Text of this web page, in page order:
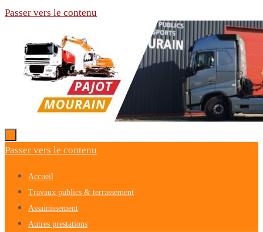
Passer vers le contenu
Passer vers le contenu
Accueil
Travaux publics & terrassement
Assainissement
Autres prestations